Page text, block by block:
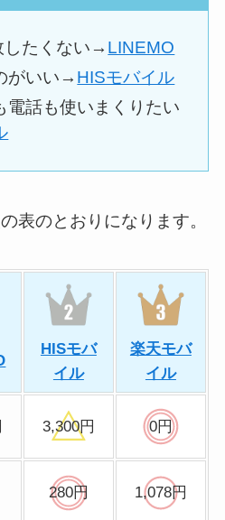
したくない→ LINEMO
がいい→ HISモバイル
電話も使いまくりたい
表のとおりになります。
HISモバ
イル
楽天モバ
イル
3,300円 0円
280円 1,078円